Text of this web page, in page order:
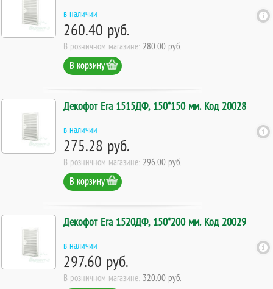
в наличии
260.40 руб.
В розничном магазине: 280.00 руб.
В корзину
Декофот Era 1515ДФ, 150*150 мм. Код 20028
в наличии
275.28 руб.
В розничном магазине: 296.00 руб.
В корзину
Декофот Era 1520ДФ, 150*200 мм. Код 20029
в наличии
297.60 руб.
В розничном магазине: 320.00 руб.